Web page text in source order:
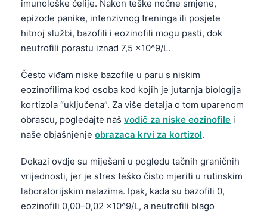
imunološke ćelije. Nakon teške noćne smjene,
epizode panike, intenzivnog treninga ili posjete
hitnoj službi, bazofili i eozinofili mogu pasti, dok
neutrofili porastu iznad 7,5 x10^9/L.
Često viđam niske bazofile u paru s niskim
eozinofilima kod osoba kod kojih je jutarnja biologija
kortizola “uključena”. Za više detalja o tom uparenom
obrascu, pogledajte naš vodič za niske eozinofile i
naše objašnjenje obrazaca krvi za kortizol.
Dokazi ovdje su miješani u pogledu tačnih graničnih
vrijednosti, jer je stres teško čisto mjeriti u rutinskim
laboratorijskim nalazima. Ipak, kada su bazofili 0,
eozinofili 0,00–0,02 x10^9/L, a neutrofili blago